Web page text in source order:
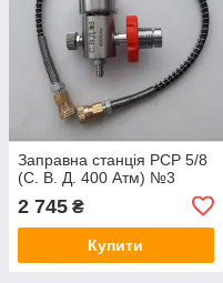
Заправна станція PCP 5/8
(С. В. Д. 400 Атм) №3
2 745 ₴
Купити